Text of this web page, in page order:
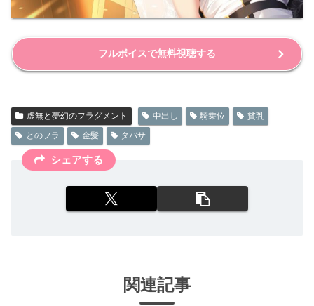
フルボイスで無料視聴する
虚無と夢幻のフラグメント 中出し 騎乗位
貧乳
とのフラ
金髪 タバサ
シェアする
関連記事